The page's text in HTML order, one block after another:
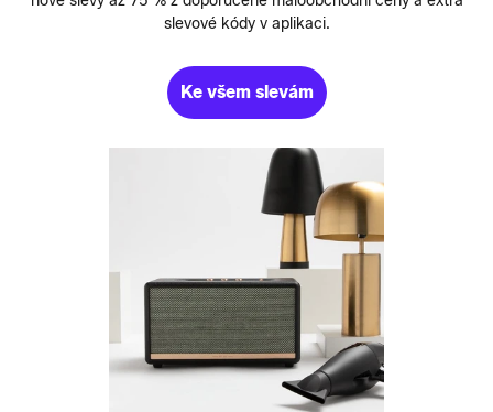
slevové kódy v aplikaci.
Ke všem slevám